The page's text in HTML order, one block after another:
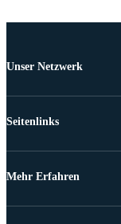
Unser Netzwerk
Seitenlinks
Mehr Erfahren